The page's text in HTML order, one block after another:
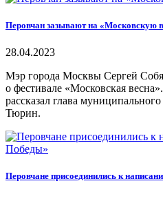
Перовчан зазывают на «Московскую
28.04.2023
Мэр города Москвы Сергей
о фестивале «Московская
рассказал глава
Тюрин.
Перовчане присоединились к